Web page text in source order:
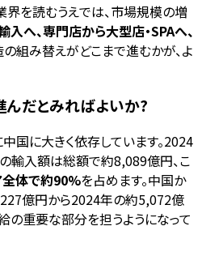
界を読むうえでは、市場規模の増
入へ、専門店から大型店・SPAへ、
の組み替えがどこまで進むかが、よ
んだとみればよいか?
国に大きく依存しています。2024
輸入額は総額で約8,089億円、こ
全体で約90%を占めます。中国か
億円から2024年の約5,072億
の重要な部分を担うようになって